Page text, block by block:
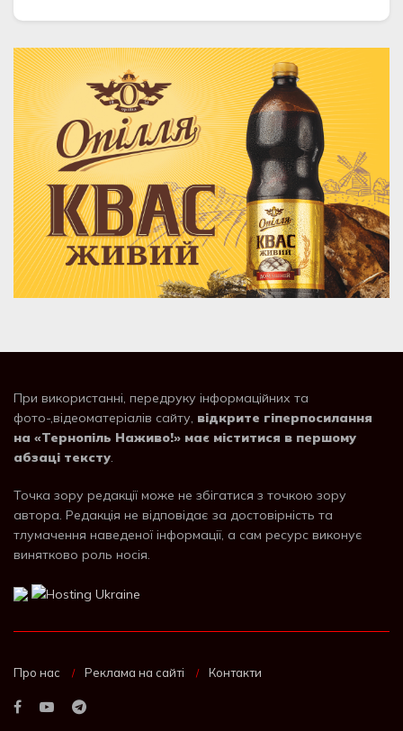
При використанні, передруку інформаційних та
фото-,відеоматеріалів сайту, відкрите гіперпосилання
на «Тернопіль Наживо!» має міститися в першому
абзаці тексту.
Точка зору редакції може не збігатися з точкою зору
автора. Редакція не відповідає за достовірність та
тлумачення наведеної інформації, а сам ресурс виконує
винятково роль носія.
Про нас Реклама на сайті Контакти